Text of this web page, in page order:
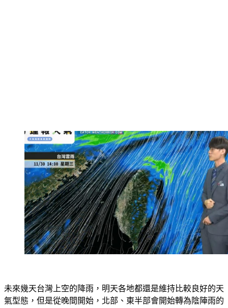
未來幾天台灣上空的降雨，明天各地都還是維持比較良好的天
氣型態，但是從晚間開始，北部、東半部會開始轉為陰陣雨的